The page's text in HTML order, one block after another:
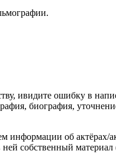
ивидите ошибку в
биография,
информации об актёрах/
собственный